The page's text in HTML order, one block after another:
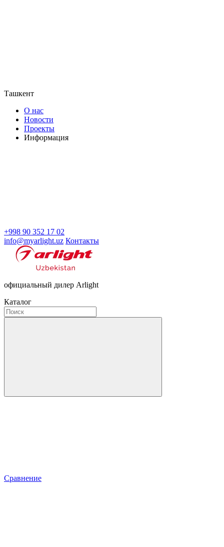
Ташкент
О нас
Новости
Проекты
Информация
+998 90 352 17 02
info@myarlight.uz Контакты
официальный дилер Arlight
Каталог
Сравнение